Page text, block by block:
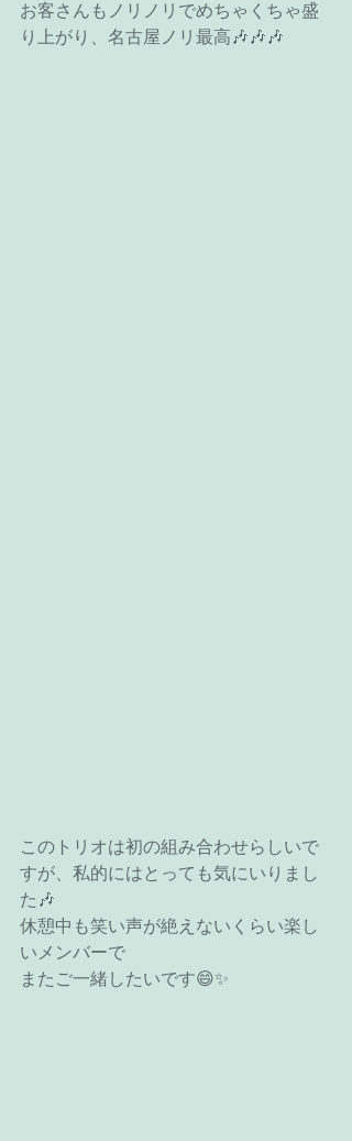
お客さんもノリノリでめちゃくちゃ盛
り上がり、名古屋ノリ最高🎶🎶🎶
このトリオは初の組み合わせらしいで
すが、私的にはとっても気にいりまし
た🎶
休憩中も笑い声が絶えないくらい楽し
いメンバーで
またご一緒したいです😄✨